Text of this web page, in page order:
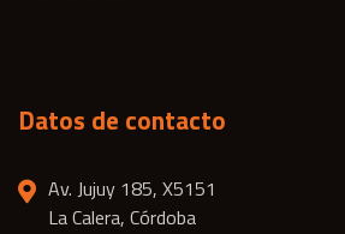
Datos de contacto
Av. Jujuy 185, X5151
La Calera, Córdoba